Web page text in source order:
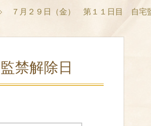
７月２９日（金） 第１１日目 自宅
禁解除日